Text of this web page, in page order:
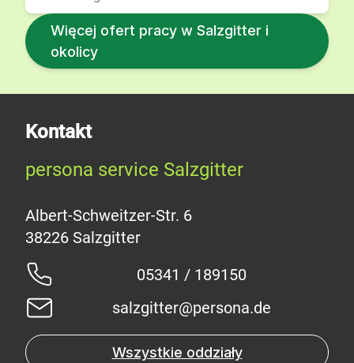
Więcej ofert pracy w Salzgitter i
okolicy
Kontakt
persona service Salzgitter
Albert-Schweitzer-Str. 6
05341 / 189150
salzgitter@persona.de
Wszystkie oddziały